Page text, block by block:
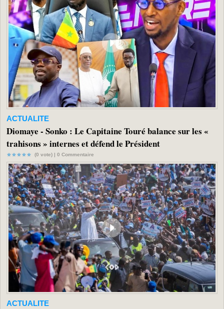
ACTUALITE
Diomaye - Sonko : Le Capitaine Touré balance sur les «
trahisons » internes et défend le Président
(0 vote) | 0 Commentaire
ACTUALITE